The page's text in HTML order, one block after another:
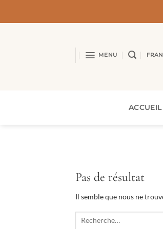
MENU
ACCUEIL
Pas de résultat
Il semble que nous ne